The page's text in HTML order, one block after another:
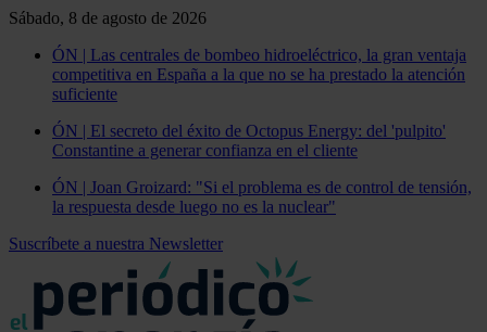
Sábado, 8 de agosto de 2026
ÓN | Las centrales de bombeo hidroeléctrico, la gran ventaja
competitiva en España a la que no se ha prestado la atención
suficiente
ÓN | El secreto del éxito de Octopus Energy: del 'pulpito'
Constantine a generar confianza en el cliente
ÓN | Joan Groizard: "Si el problema es de control de tensión,
la respuesta desde luego no es la nuclear"
Suscríbete a nuestra Newsletter